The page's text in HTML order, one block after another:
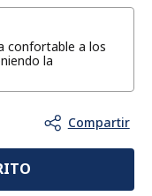
confortable a los
la